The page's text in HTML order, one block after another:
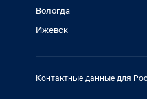
Вологда
Ижевск
Контактные данные для